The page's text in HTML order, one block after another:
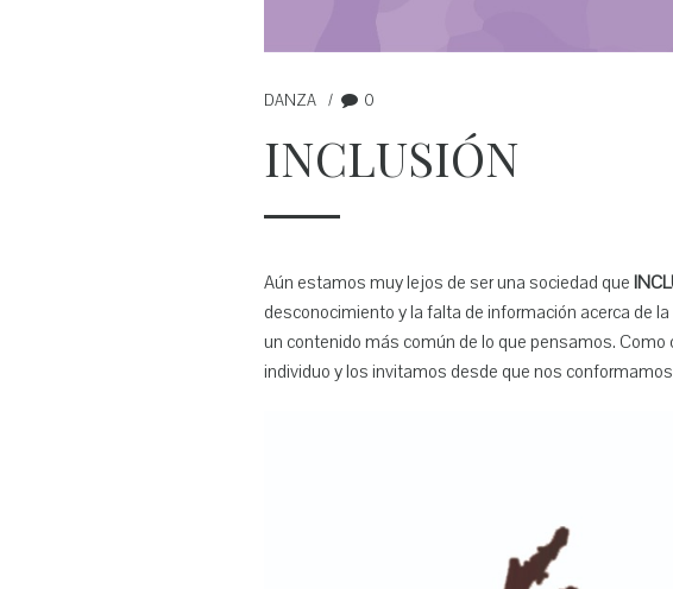
DANZA 0
INCLUSIÓN
Aún estamos muy lejos de ser una sociedad que
desconocimiento y la falta de información acerca de
un contenido más común de lo que pensamos. Como
individuo y los invitamos desde que nos